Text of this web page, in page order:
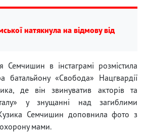
натякнула на відмову від
в інстаграмі розмістила
батальйону «Свобода» Нацгвардії
де він звинуватив акторів та
у знущанні над загиблими
Семчишин доповнила фото з
мами.